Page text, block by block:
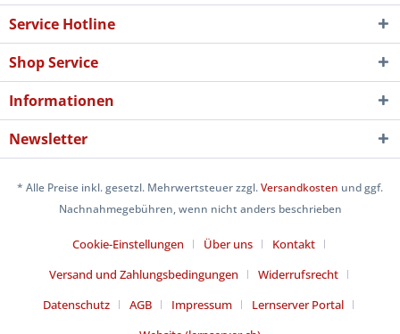
Service Hotline
Shop Service
Informationen
Newsletter
* Alle Preise inkl. gesetzl. Mehrwertsteuer zzgl.Versandkosten und ggf.
Nachnahmegebühren, wenn nicht anders beschrieben
Cookie-Einstellungen Über uns
Kontakt
Versand und Zahlungsbedingungen
Widerrufsrecht
Datenschutz
AGB Impressum
Lernserver Portal